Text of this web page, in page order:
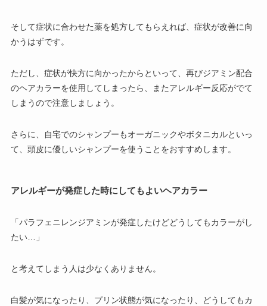
そして症状に合わせた薬を処方してもらえれば、症状が改善に向
かうはずです。
ただし、症状が快方に向かったからといって、再びジアミン配合
のヘアカラーを使用してしまったら、またアレルギー反応がでて
しまうので注意しましょう。
さらに、自宅でのシャンプーもオーガニックやボタニカルといっ
て、頭皮に優しいシャンプーを使うことをおすすめします。
アレルギーが発症した時にしてもよいヘアカラー
「パラフェニレンジアミンが発症したけどどうしてもカラーがし
たい…」
と考えてしまう人は少なくありません。
白髪が気になったり、プリン状態が気になったり、どうしてもカ